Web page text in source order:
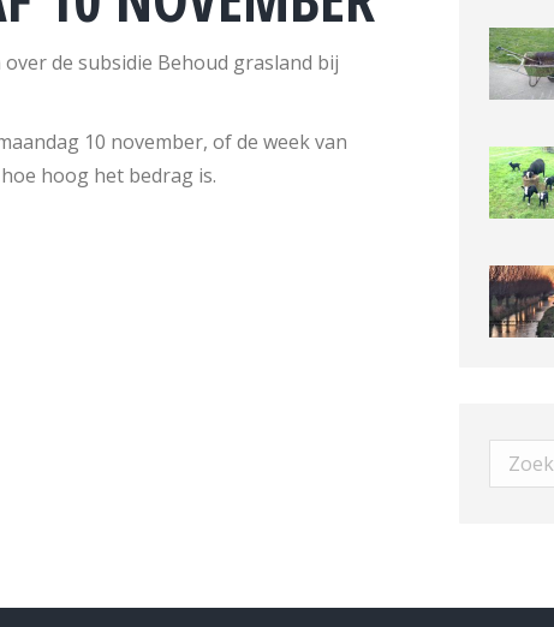
de subsidie Behoud grasland bij
10 november, of de week van
hoog het bedrag is.
Search: